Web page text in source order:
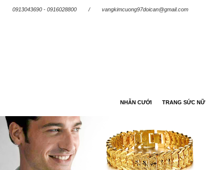
0913043690 - 0916028800 /
vangkimcuong97doican@gmail.com
NHẪN CƯỚI TRANG SỨC NỮ